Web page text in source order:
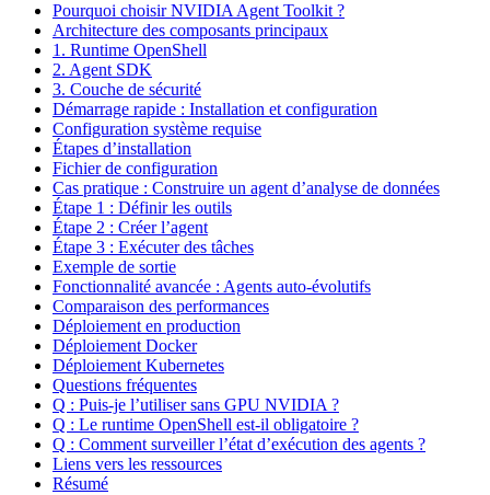
Pourquoi choisir NVIDIA Agent Toolkit ?
Architecture des composants principaux
1. Runtime OpenShell
2. Agent SDK
3. Couche de sécurité
Démarrage rapide : Installation et configuration
Configuration système requise
Étapes d’installation
Fichier de configuration
Cas pratique : Construire un agent d’analyse de données
Étape 1 : Définir les outils
Étape 2 : Créer l’agent
Étape 3 : Exécuter des tâches
Exemple de sortie
Fonctionnalité avancée : Agents auto-évolutifs
Comparaison des performances
Déploiement en production
Déploiement Docker
Déploiement Kubernetes
Questions fréquentes
Q : Puis-je l’utiliser sans GPU NVIDIA ?
Q : Le runtime OpenShell est-il obligatoire ?
Q : Comment surveiller l’état d’exécution des agents ?
Liens vers les ressources
Résumé